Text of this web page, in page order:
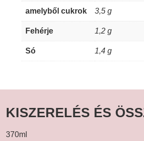
amelyből cukrok 3,5 g
Fehérje 1,2 g
Só 1,4 g
KISZERELÉS ÉS
370ml